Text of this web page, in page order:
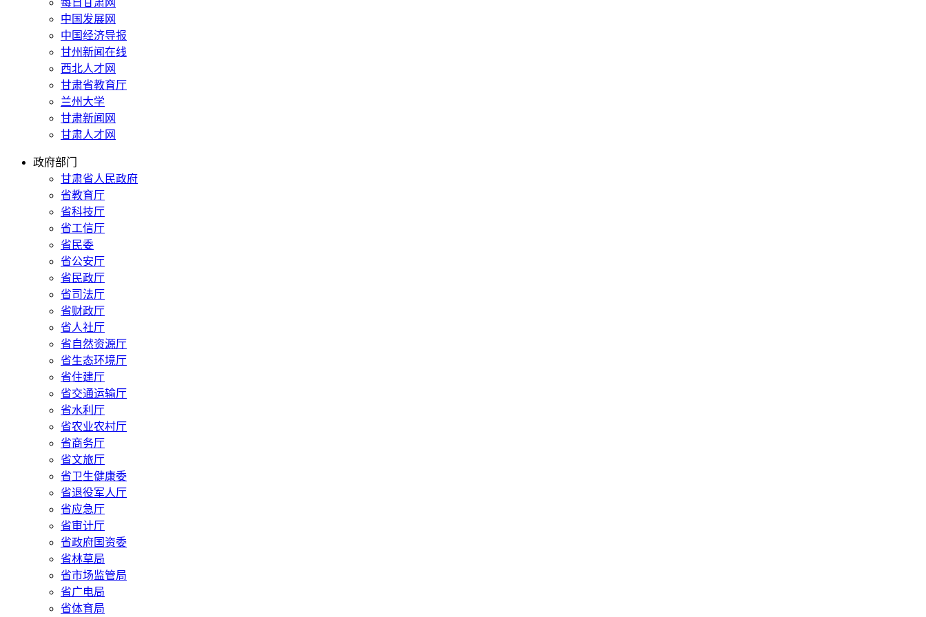
中国发展网
中国经济导报
甘州新闻在线
西北人才网
甘肃省教育厅
兰州大学
甘肃新闻网
甘肃人才网
政府部门
甘肃省人民政府
省教育厅
省科技厅
省工信厅
省民委
省公安厅
省民政厅
省司法厅
省财政厅
省人社厅
省自然资源厅
省生态环境厅
省住建厅
省交通运输厅
省水利厅
省农业农村厅
省商务厅
省文旅厅
省卫生健康委
省退役军人厅
省应急厅
省审计厅
省政府国资委
省林草局
省市场监管局
省广电局
省体育局